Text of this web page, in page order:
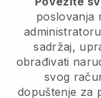
poslovanja
sadržaj,
obrađivati
svog
dopuštenje za